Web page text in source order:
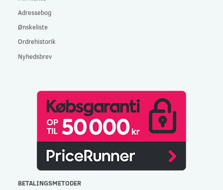
Adressebog
Ønskeliste
Ordrehistorik
Nyhedsbrev
BETALINGSMETODER